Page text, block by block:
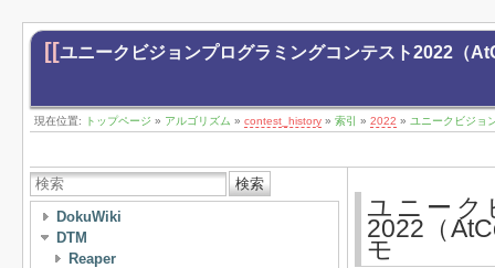
[[ユニークビジョンプログラミングコンテスト2022（
現在位置: トップページ » アルゴリズム » contest_history » 索引 » 2022 » ユニークビジョ
検索
DokuWiki
DTM
Reaper
ユニー
2022（
モ